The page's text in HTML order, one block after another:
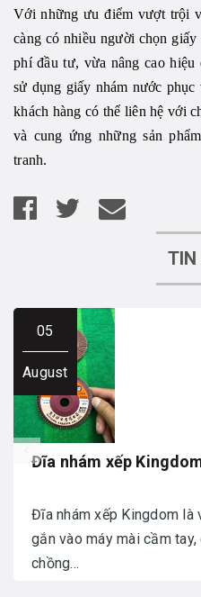
Với những ưu điểm vượt trội
càng có nhiều người chọn
phí đầu tư, vừa nâng cao
sử dụng giấy nhám nước
khách hàng có thể liên hệ với
và cung ứng những sản
tranh.
TIN
05
August
Đĩa nhám xếp
Đĩa nhám xếp Kingdom
gắn vào máy mài cầm
chồng...